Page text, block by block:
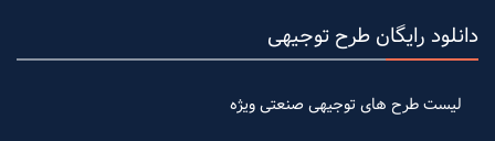
دانلود رایگان طرح توجیهی
لیست طرح های توجیهی صنعتی ویژه